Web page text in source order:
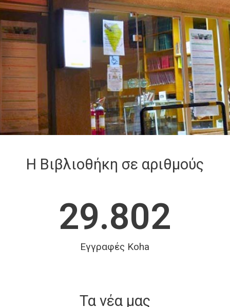
Η Βιβλιοθήκη σε αριθμούς
29.802
Εγγραφές Koha
Τα νέα μας